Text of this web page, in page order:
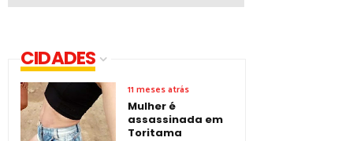
CIDADES
11 meses atrás
Mulher é
assassinada em
Toritama